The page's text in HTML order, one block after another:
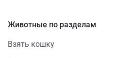
Животные по разделам
Взять кошку